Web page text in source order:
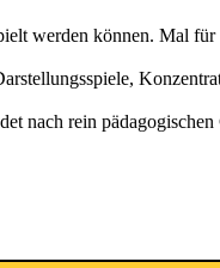
werden können. Mal
rein